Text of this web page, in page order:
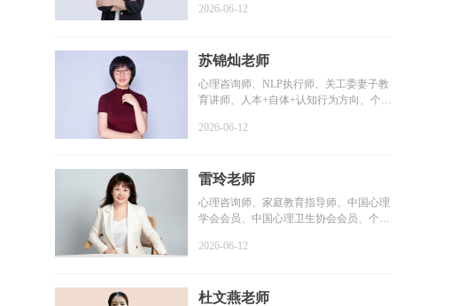
2026-06-12
苏锦灿老师
心理咨询师、NLP执行师、关工委妻子教
育讲师、人本+自体+认知行为方向、个案
2026-06-12
雷玲老师
心理咨询师、家庭教育指导师、中国心理
学会会员、中国心理卫生协会会员、个案
2026-06-12
杜文燕老师